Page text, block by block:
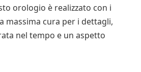
orologio è realizzato con i
massima cura per i dettagli,
nel tempo e un aspetto